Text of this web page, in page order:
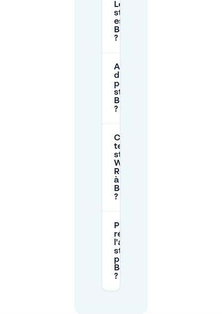
Le
stationnement
est-il gratuit à
Bezuidenhout
?
Ai-je besoin
d'un permis
pour
stationner à
Bezuidenhout
?
Combien de
temps puis-je
stationner au
Willem
Royaardsplein
à
Bezuidenhout
?
Puis-je
réserver à
l'avance un
stationnement
privé à
Bezuidenhout
?